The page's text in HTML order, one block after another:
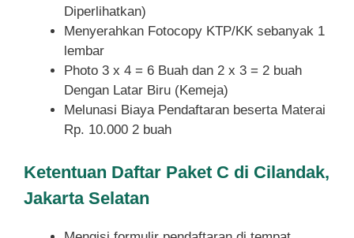
Diperlihatkan)
Menyerahkan Fotocopy KTP/KK sebanyak 1
lembar
Photo 3 x 4 = 6 Buah dan 2 x 3 = 2 buah
Dengan Latar Biru (Kemeja)
Melunasi Biaya Pendaftaran beserta Materai
Rp. 10.000 2 buah
Ketentuan Daftar Paket C di Cilandak,
Jakarta Selatan